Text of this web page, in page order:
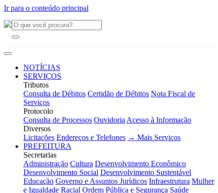
Ir para o conteúdo principal
NOTÍCIAS
SERVIÇOS
Tributos
Consulta de Débitos Certidão de Débitos Nota Fiscal de
Serviços
Protocolo
Consulta de Processos Ouvidoria Acesso à Informação
Diversos
Licitações Endereços e Telefones → Mais Serviços
PREFEITURA
Secretarias
Administração Cultura Desenvolvimento Econômico
Desenvolvimento Social Desenvolvimento Sustentável
Educação Governo e Assuntos Jurídicos Infraestrutura Mulher
e Igualdade Racial Ordem Pública e Segurança Saúde